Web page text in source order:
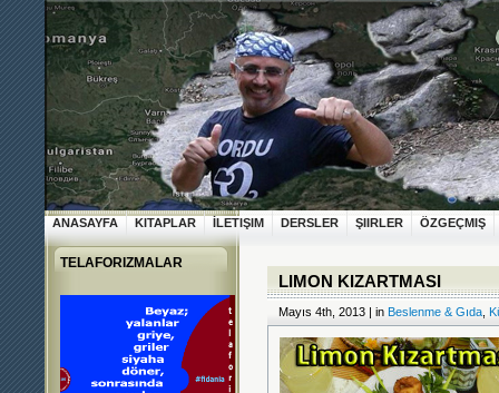
ANASAYFA KITAPLAR İLETIŞIM DERSLER ŞIIRLER ÖZGEÇMIŞ
TELAFORIZMALAR
LIMON KIZARTMASI
Mayıs 4th, 2013 | in Beslenme & Gıda